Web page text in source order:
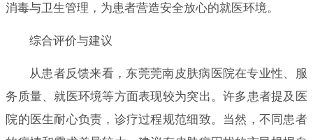
消毒与卫生管理，为患者营造安全放心的就医环境。
综合评价与建议
从患者反馈来看，东莞莞南皮肤病医院在专业性、服
务质量、就医环境等方面表现较为突出。许多患者提及医
院的医生耐心负责，诊疗过程规范细致。当然，不同患者